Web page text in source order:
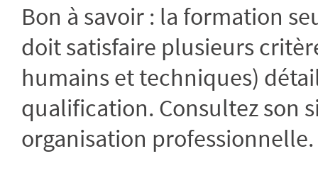
Bon à savoir : la formation
doit satisfaire plusieurs
humains et techniques)
qualification. Consultez son
organisation professionnelle.